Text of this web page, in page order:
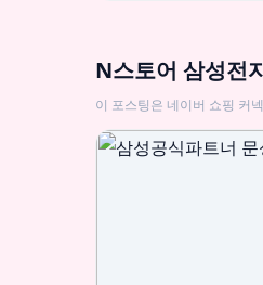
N스토어 삼성전
이 포스팅은 네이버 쇼핑 커